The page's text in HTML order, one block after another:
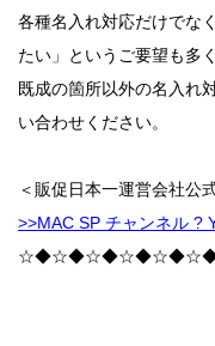
各種名入れ対応だけでな
たい」というご要望も多く
既成の箇所以外の名入れ
い合わせください。
＜販促日本一運営会社公
>>MAC SP チャンネル ?